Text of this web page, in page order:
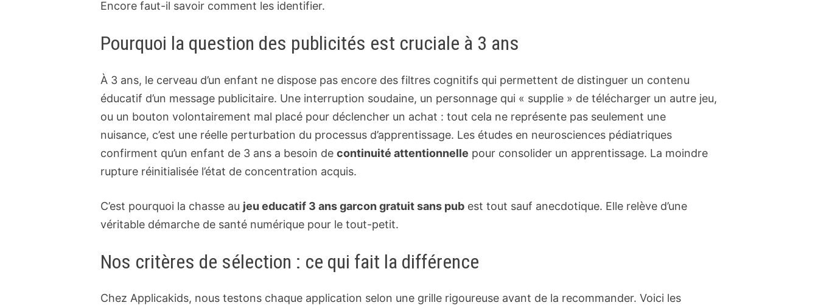
Encore faut-il savoir comment les identifier.
Pourquoi la question des publicités est cruciale à 3 ans
À 3 ans, le cerveau d’un enfant ne dispose pas encore des filtres cognitifs qui permettent de distinguer un contenu
éducatif d’un message publicitaire. Une interruption soudaine, un personnage qui « supplie » de télécharger un autre jeu,
ou un bouton volontairement mal placé pour déclencher un achat : tout cela ne représente pas seulement une
nuisance, c’est une réelle perturbation du processus d’apprentissage. Les études en neurosciences pédiatriques
confirment qu’un enfant de 3 ans a besoin decontinuité attentionnelle pour consolider un apprentissage. La moindre
rupture réinitialisée l’état de concentration acquis.
C’est pourquoi la chasse au jeu educatif 3 ans garcon gratuit sans pub est tout sauf anecdotique. Elle relève d’une
véritable démarche de santé numérique pour le tout-petit.
Nos critères de sélection : ce qui fait la différence
Chez Applicakids, nous testons chaque application selon une grille rigoureuse avant de la recommander. Voici les